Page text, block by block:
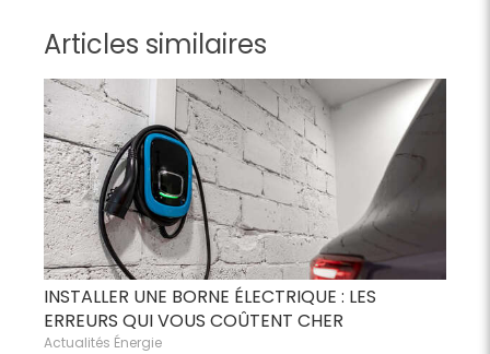
Articles similaires
INSTALLER UNE BORNE ÉLECTRIQUE : LES
ERREURS QUI VOUS COÛTENT CHER
Actualités Énergie